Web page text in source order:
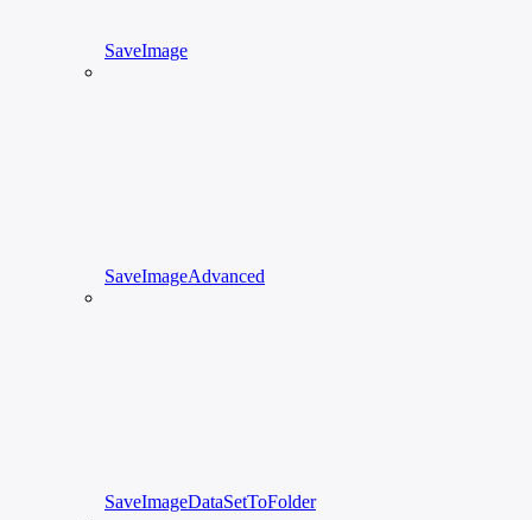
SaveImage
SaveImageAdvanced
SaveImageDataSetToFolder